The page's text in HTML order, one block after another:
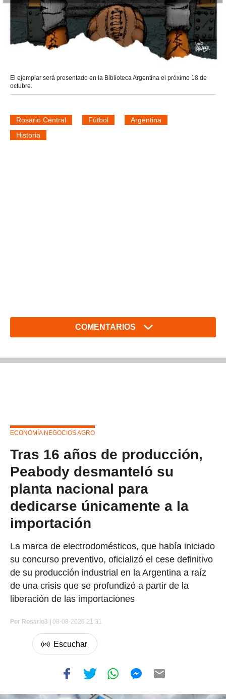
El ejemplar será presentado en la Biblioteca Argentina el próximo 18 de
octubre.
Rosario Central Fútbol
Argentina
Historia
COMENTARIOS